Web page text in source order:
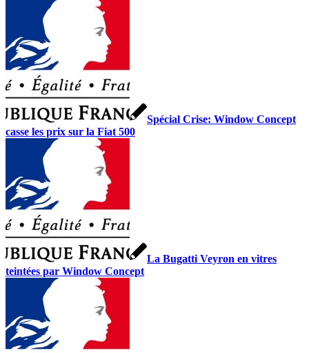
Spécial Crise: Window Concept
casse les prix sur la Fiat 500
La Bugatti Veyron en vitres
teintées par Window Concept